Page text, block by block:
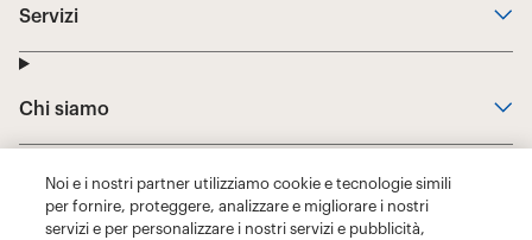
Noi e i nostri partner utilizziamo cookie e tecnologie simili
per fornire, proteggere, analizzare e migliorare i nostri
servizi e per personalizzare i nostri servizi e pubblicità,